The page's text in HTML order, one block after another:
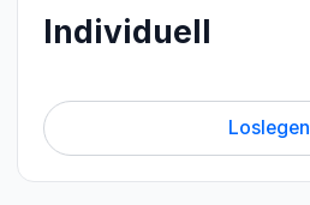
Individuell
Loslegen